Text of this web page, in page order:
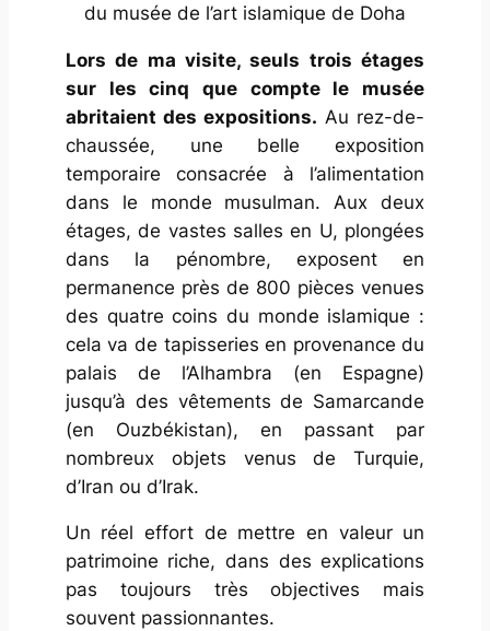
du musée de l’art islamique de Doha
Lors de ma visite, seuls trois étages
sur les cinq que compte le musée
abritaient des expositions. Au rez-de-
chaussée, une belle exposition
temporaire consacrée à l’alimentation
dans le monde musulman. Aux deux
étages, de vastes salles en U, plongées
dans la pénombre, exposent en
permanence près de 800 pièces venues
des quatre coins du monde islamique :
cela va de tapisseries en provenance du
palais de l’Alhambra (en Espagne)
jusqu’à des vêtements de Samarcande
(en Ouzbékistan), en passant par
nombreux objets venus de Turquie,
d’Iran ou d’Irak.
Un réel effort de mettre en valeur un
patrimoine riche, dans des explications
pas toujours très objectives mais
souvent passionnantes.